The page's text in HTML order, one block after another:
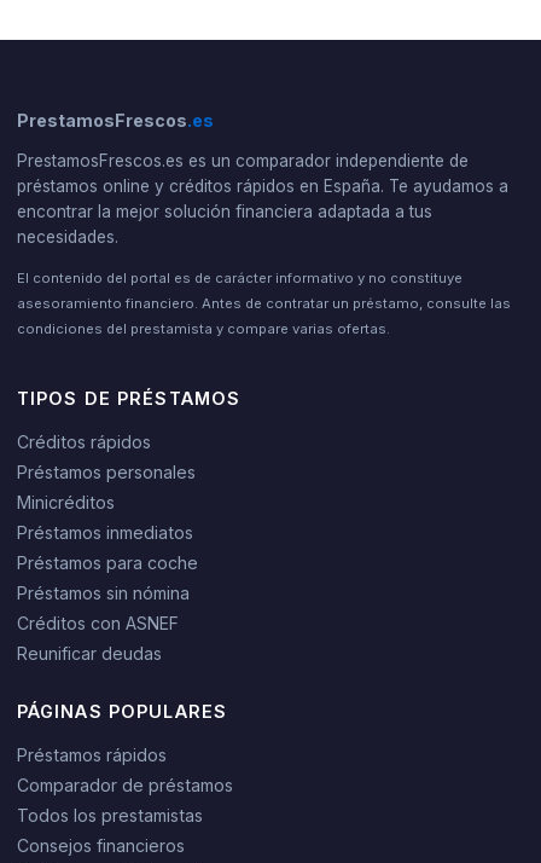
PrestamosFrescos.es
PrestamosFrescos.es es un comparador independiente de
préstamos online y créditos rápidos en España. Te ayudamos a
encontrar la mejor solución financiera adaptada a tus
necesidades.
El contenido del portal es de carácter informativo y no constituye
asesoramiento financiero. Antes de contratar un préstamo, consulte las
condiciones del prestamista y compare varias ofertas.
TIPOS DE PRÉSTAMOS
Créditos rápidos
Préstamos personales
Minicréditos
Préstamos inmediatos
Préstamos para coche
Préstamos sin nómina
Créditos con ASNEF
Reunificar deudas
PÁGINAS POPULARES
Préstamos rápidos
Comparador de préstamos
Todos los prestamistas
Consejos financieros